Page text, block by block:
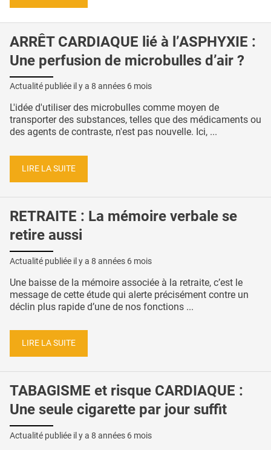
ARRÊT CARDIAQUE lié à l’ASPHYXIE :
Une perfusion de microbulles d’air ?
Actualité publiée il y a 8 années 6 mois
L'idée d'utiliser des microbulles comme moyen de
transporter des substances, telles que des médicaments ou
des agents de contraste, n'est pas nouvelle. Ici, ...
LIRE LA SUITE
RETRAITE : La mémoire verbale se
retire aussi
Actualité publiée il y a 8 années 6 mois
Une baisse de la mémoire associée à la retraite, c’est le
message de cette étude qui alerte précisément contre un
déclin plus rapide d’une de nos fonctions ...
LIRE LA SUITE
TABAGISME et risque CARDIAQUE :
Une seule cigarette par jour suffit
Actualité publiée il y a 8 années 6 mois